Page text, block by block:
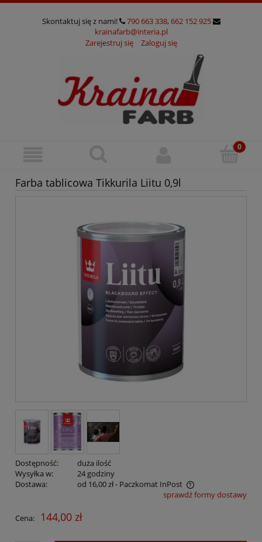
Skontaktuj się z nami! 790 663 338, 662 152 925
krainafarb@interia.pl
Zarejestruj się
Zaloguj się
Farba tablicowa Tikkurila Liitu 0,9l
Dostępność:
duża ilość
Wysyłka w:
24 godziny
Dostawa:
od 16,00 zł- Paczkomat InPost
Cena nie zawiera ewentualnych kosztów płatnościsprawdź formy dostawy
Cena: 144,00 zł